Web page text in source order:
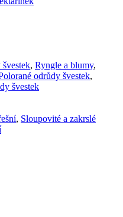
, Ryngle a blumy,
odrůdy švestek,
švestek
, Sloupovité a zakrslé